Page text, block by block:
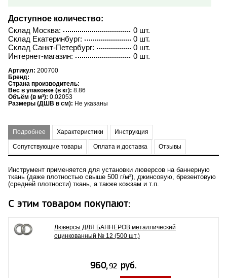
Доступное количество:
0 шт.
Склад Москва:
0 шт.
Склад Екатеринбург:
0 шт.
Склад Санкт-Петербург:
0 шт.
Интернет-магазин:
Артикул: 200700
Бренд:
Страна производитель:
Вес в упаковке (в кг): 8.86
Объём (в м³): 0.02053
Размеры (ДШВ в см): Не указаны
Подробнее Характеристики Инструкция
Сопутствующие товары Оплата и доставка Отзывы
Инструмент применяется для установки люверсов на баннерную
ткань (даже плотностью свыше 500 г/м²), джинсовую, брезентовую
(средней плотности) ткань, а также кожзам и т.п.
С этим товаром покупают:
Люверсы ДЛЯ БАННЕРОВ металлический
оцинкованный № 12 (500 шт.)